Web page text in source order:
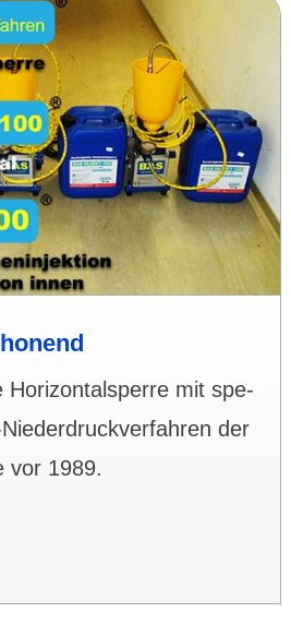
Hori­zontal­­sperre mit spe­
der
vor 1989.